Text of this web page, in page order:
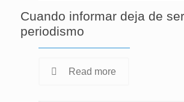
Cuando informar deja de ser
periodismo
Read more